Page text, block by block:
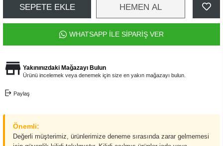
SEPETE EKLE HEMEN AL
WHATSAPP İLE SİPARİŞ VER
Yakınınızdaki Mağazayı Bulun
Ürünü incelemek veya denemek için size en yakın mağazayı bulun.
Paylaş
Önemli:
Değerli müşterimiz, ürünlerimize deneme sırasında zarar gelmemesi